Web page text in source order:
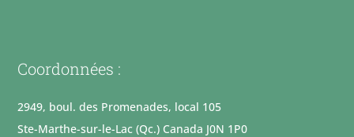
Coordonnées :
2949, boul. des Promenades, local 105
Ste-Marthe-sur-le-Lac (Qc.) Canada J0N 1P0